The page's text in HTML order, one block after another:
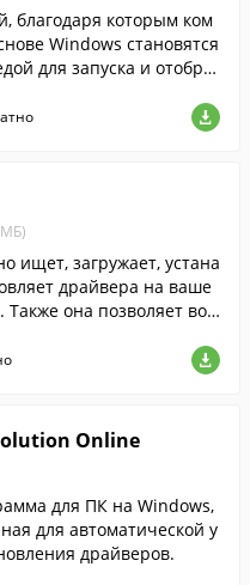
благодаря которым ком
Windows становятся
для запуска и отобра
МБ)
ищет, загружает, устана
драйвера на ваше
она позволяет вос
возникли проблемы.
Online
для ПК на Windows,
для автоматической у
драйверов.